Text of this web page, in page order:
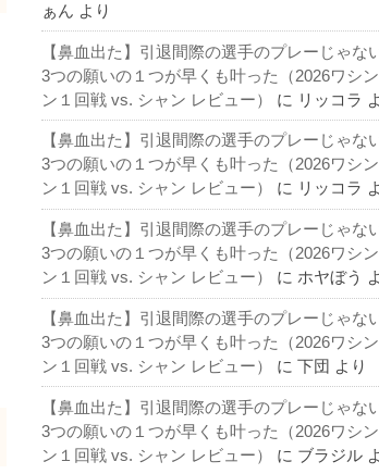
ぁん より
【鼻血出た】引退間際の選手のプレーじゃな
3つの願いの１つが早くも叶った（2026ワシン
ン１回戦 vs. シャン レビュー）
に リッコラ
【鼻血出た】引退間際の選手のプレーじゃな
3つの願いの１つが早くも叶った（2026ワシン
ン１回戦 vs. シャン レビュー）
に リッコラ
【鼻血出た】引退間際の選手のプレーじゃな
3つの願いの１つが早くも叶った（2026ワシン
ン１回戦 vs. シャン レビュー）
に ホヤぼう
【鼻血出た】引退間際の選手のプレーじゃな
3つの願いの１つが早くも叶った（2026ワシン
ン１回戦 vs. シャン レビュー）
に 下団 より
【鼻血出た】引退間際の選手のプレーじゃな
3つの願いの１つが早くも叶った（2026ワシン
ン１回戦 vs. シャン レビュー）
に ブラジル